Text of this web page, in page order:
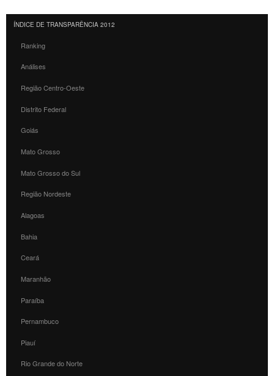
ÍNDICE DE TRANSPARÊNCIA 2012
Ranking
Análises
Região Centro-Oeste
Distrito Federal
Goiás
Mato Grosso
Mato Grosso do Sul
Região Nordeste
Alagoas
Bahia
Ceará
Maranhão
Paraíba
Pernambuco
Piauí
Rio Grande do Norte